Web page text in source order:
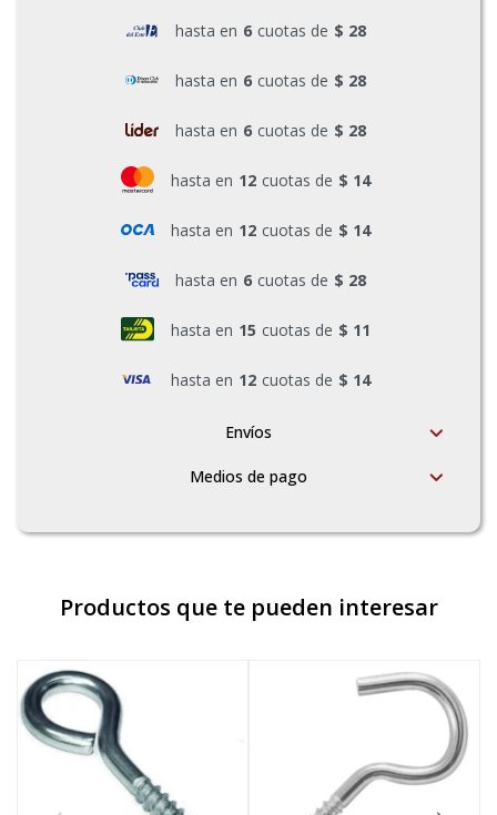
hasta en 6 cuotas de $ 28
hasta en 6 cuotas de $ 28
hasta en 6 cuotas de $ 28
hasta en 12 cuotas de $ 14
hasta en 12 cuotas de $ 14
hasta en 6 cuotas de $ 28
hasta en 15 cuotas de $ 11
hasta en 12 cuotas de $ 14
Envíos
Medios de pago
Productos que te pueden interesar
Piscinas e Inflables